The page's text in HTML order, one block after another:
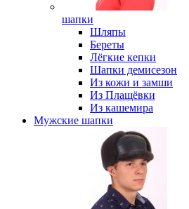
шапки
Шляпы
Береты
Лёгкие кепки
Шапки демисезон
Из кожи и замши
Из Плащёвки
Из кашемира
Мужские шапки